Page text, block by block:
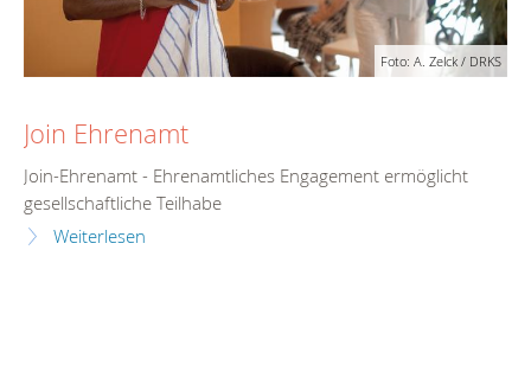
Foto: A. Zelck / DRKS
Join Ehrenamt
Join-Ehrenamt - Ehrenamtliches Engagement ermöglicht
gesellschaftliche Teilhabe
Weiterlesen